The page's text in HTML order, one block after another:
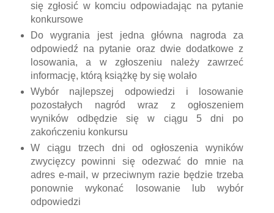
się zgłosić w komciu odpowiadając na pytanie
konkursowe
Do wygrania jest jedna główna nagroda za
odpowiedź na pytanie oraz dwie dodatkowe z
losowania, a w zgłoszeniu należy zawrzeć
informację, którą książkę by się wolało
Wybór najlepszej odpowiedzi i losowanie
pozostałych nagród wraz z ogłoszeniem
wyników odbędzie się w ciągu 5 dni po
zakończeniu konkursu
W ciągu trzech dni od ogłoszenia wyników
zwycięzcy powinni się odezwać do mnie na
adres e-mail, w przeciwnym razie będzie trzeba
ponownie wykonać losowanie lub wybór
odpowiedzi